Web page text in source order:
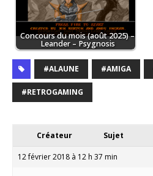
Concours du mois (août 2025) –
Leander – Psygnosis
#ALAUNE #AMIGA
#RETROGAMING
Créateur Sujet
12 février 2018 à 12 h 37 min